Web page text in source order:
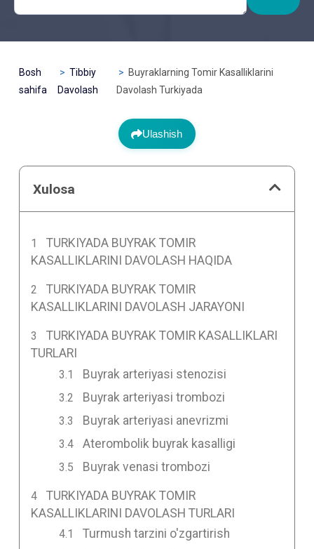
Bosh
sahifa
Tibbiy
Davolash
Buyraklarning Tomir Kasalliklarini
Davolash Turkiyada
Ulashish
Xulosa
TURKIYADA BUYRAK TOMIR
KASALLIKLARINI DAVOLASH HAQIDA
TURKIYADA BUYRAK TOMIR
KASALLIKLARINI DAVOLASH JARAYONI
TURKIYADA BUYRAK TOMIR KASALLIKLARI
TURLARI
Buyrak arteriyasi stenozisi
Buyrak arteriyasi trombozi
Buyrak arteriyasi anevrizmi
Aterombolik buyrak kasalligi
Buyrak venasi trombozi
TURKIYADA BUYRAK TOMIR
KASALLIKLARINI DAVOLASH TURLARI
Turmush tarzini o'zgartirish